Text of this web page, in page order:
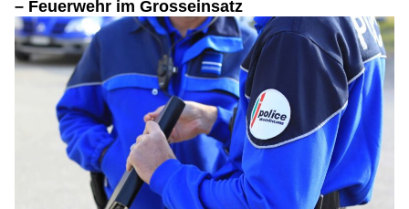
– Feuerwehr im Grosseinsatz